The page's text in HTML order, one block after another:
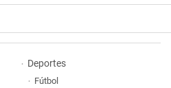
Deportes
Fútbol